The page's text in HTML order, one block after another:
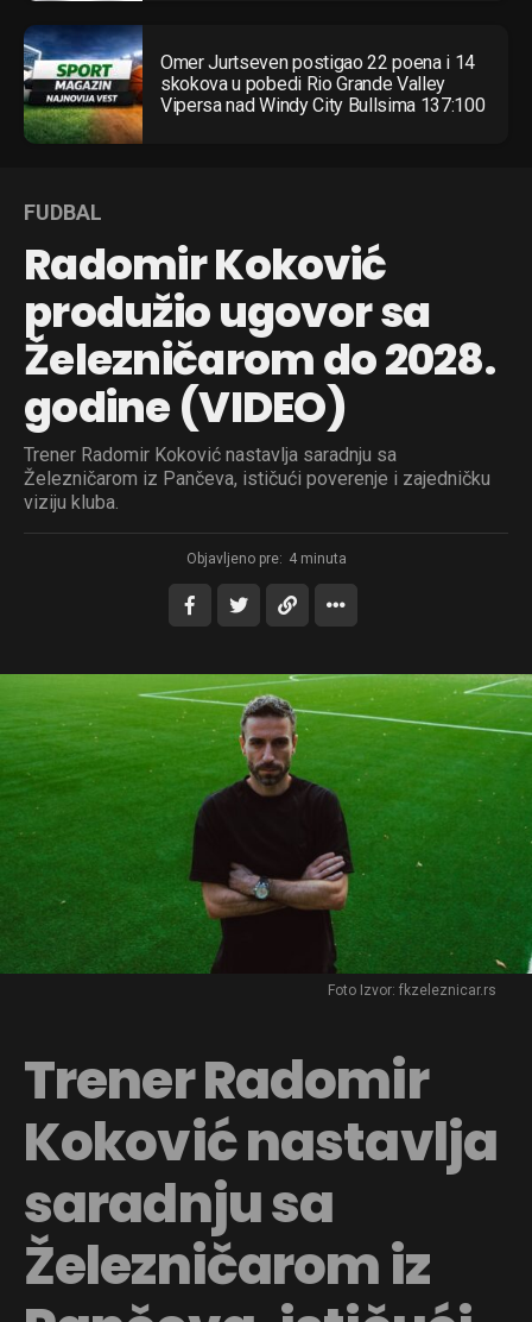
Omer Jurtseven postigao 22 poena i 14
skokova u pobedi Rio Grande Valley
Vipersa nad Windy City Bullsima 137:100
FUDBAL
Radomir Koković
produžio ugovor sa
Železničarom do 2028.
godine (VIDEO)
Trener Radomir Koković nastavlja saradnju sa
Železničarom iz Pančeva, ističući poverenje i zajedničku
viziju kluba.
Objavljeno pre: 4 minuta
Foto Izvor: fkzeleznicar.rs
Trener Radomir
Koković nastavlja
saradnju sa
Železničarom iz